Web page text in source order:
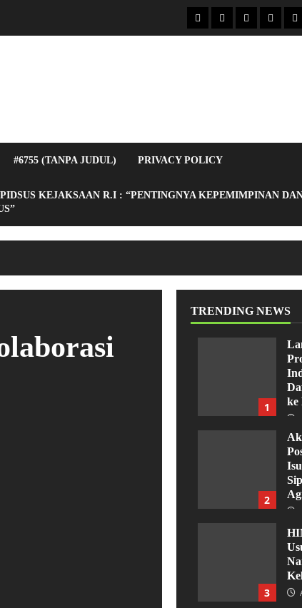
#6755 (TANPA JUDUL) PRIVACY POLICY
KEJAKSAAN R.I : “PENTINGNYA KEPEMIMPINAN
TRENDING NEWS
1
ke
2
3